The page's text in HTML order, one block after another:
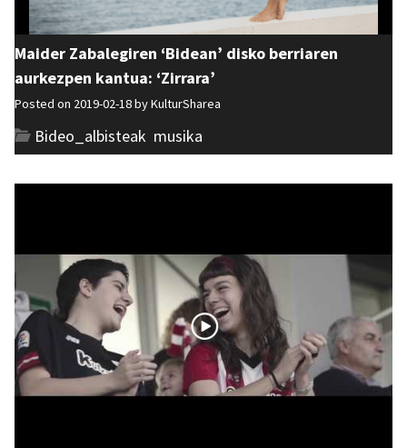
Maider Zabalegiren ‘Bidean’ disko berriaren
aurkezpen kantua: ‘Zirrara’
Posted on 2019-02-18 byKulturSharea
Bideo_albisteak musika